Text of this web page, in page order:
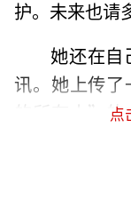
护。未来也请
她还在
讯。她上传
的所有人”点